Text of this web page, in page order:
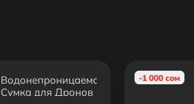
Водонепроницаемая
Сумка для Дронов
-1 000 сом